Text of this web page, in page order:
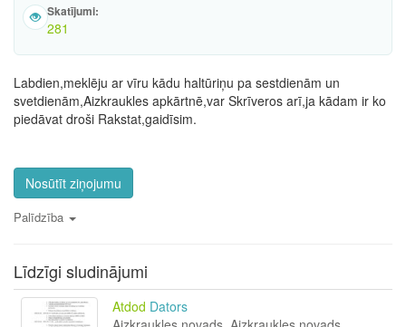
Skatījumi:
281
Labdien,meklēju ar vīru kādu haltūriņu pa sestdienām un
svetdienām,Aizkraukles apkārtnē,var Skrīveros arī,ja kādam ir ko
piedāvat droši Rakstat,gaidīsim.
Nosūtīt ziņojumu
Palīdzība
Līdzīgi sludinājumi
Atdod Dators